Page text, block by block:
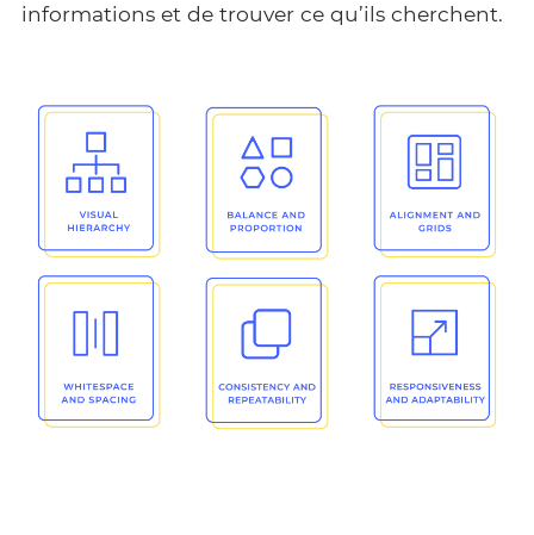
informations et de trouver ce qu’ils cherchent.